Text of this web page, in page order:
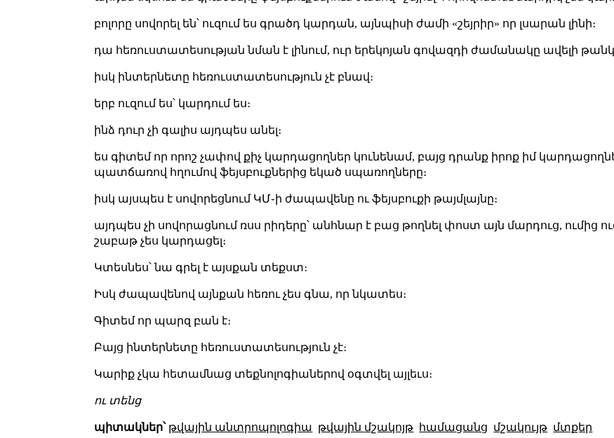
բոլորը սովորել են՝ ուզում ես գրածդ կարդան, այնպիսի ժամի «շեյրիր» որ լսարան լինի։
դա հեռուստատեսության նման է լինում, ուր երեկոյան գովազդի ժամանակը ավելի թանկ
իսկ ինտերնետը հեռուստատեսություն չէ բնավ։
երբ ուզում ես՝ կարդում ես։
ինձ դուր չի գալիս այդպես անել։
ես գիտեմ որ որոշ չափով քիչ կարդացողներ կունենամ, բայց դրանք իրոք իմ
պատճառով հղումով ֆեյսբուքներից եկած սպառողները։
իսկ այսպես է սովորեցնում ԿՄ֊ի ժապավենը ու ֆեյսբուքի թայմլայնը։
այդպես չի սովորացնում ռսս րիդերը՝ անհնար է բաց թողնել փոստ այն մարդուց, ումից
շաբաթ չես կարդացել։
Կտեսնես՝ նա գրել է այսքան տեքստ։
Իսկ ժապավենով այնքան հեռու չես գնա, որ նկատես։
Գիտեմ որ պարզ բան է։
Բայց ինտերնետը հեռուստատեսություն չէ։
Կարիք չկա հետամնաց տեքնոլոգիաներով օգտվել այլեւս։
ու տենց
պիտակներ՝ թվային անտրոպոլոգիա թվային մշակոյթ համացանց մշակույթ մտքեր